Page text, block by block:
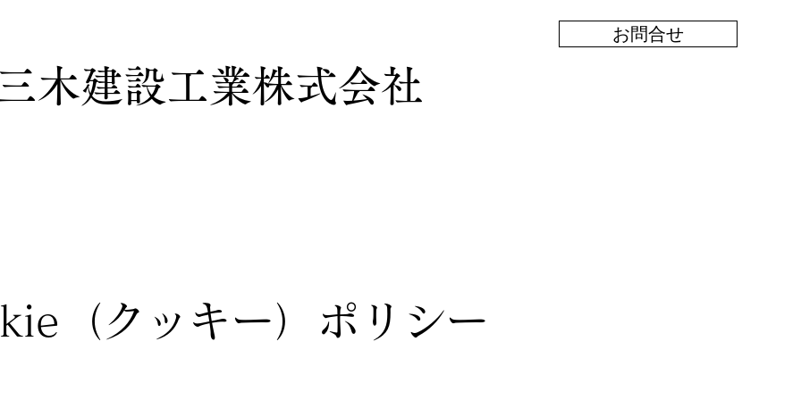
木建設工業株式会社
お問合せ
（クッキー）ポリシー